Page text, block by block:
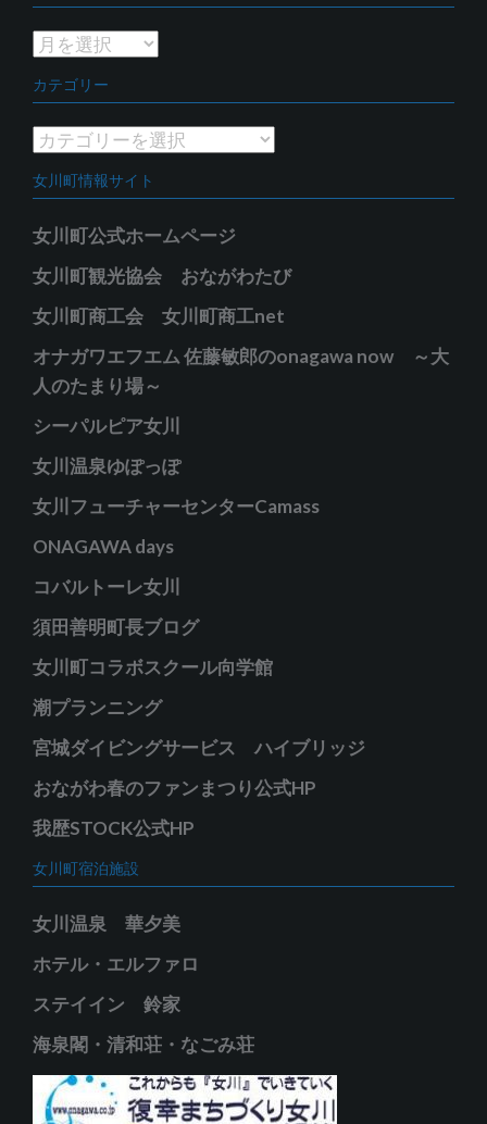
ア
カ
イ
ブ
カテゴリー
カ
ゴ
リ
女川町情報サイト
女川町公式ホームページ
女川町観光協会 おながわたび
女川町商工会 女川町商工net
オナガワエフエム 佐藤敏郎のonagawa now ～大
人のたまり場～
シーパルピア女川
女川温泉ゆぽっぽ
女川フューチャーセンターCamass
ONAGAWA days
コバルトーレ女川
須田善明町長ブログ
女川町コラボスクール向学館
潮プランニング
宮城ダイビングサービス ハイブリッジ
おながわ春のファンまつり公式HP
我歴STOCK公式HP
女川町宿泊施設
女川温泉 華夕美
ホテル・エルファロ
ステイイン 鈴家
海泉閣・清和荘・なごみ荘